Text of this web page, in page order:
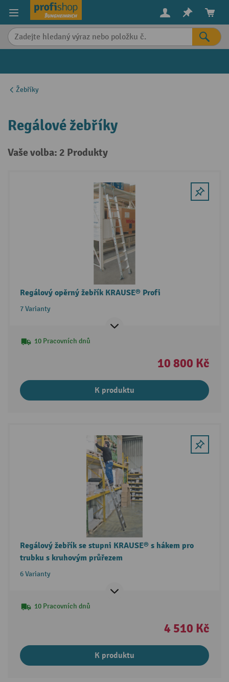
content
Žebříky
Regálové žebříky
Vaše volba: 2 Produkty
Regálový opěrný žebřík KRAUSE® Profi
7 Varianty
10 Pracovních dnů
10 800 Kč
K produktu
Regálový žebřík se stupni KRAUSE® s hákem pro
trubku s kruhovým průřezem
6 Varianty
10 Pracovních dnů
4 510 Kč
K produktu